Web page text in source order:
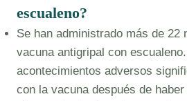
escualeno?
Se han administrado más de 22
vacuna antigripal con
acontecimientos adversos
con la vacuna después de